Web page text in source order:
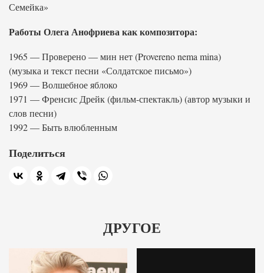
Семейка»
Работы Олега Анофриева как композитора:
1965 — Проверено — мин нет (Provereno nema mina)
(музыка и текст песни «Солдатское письмо»)
1969 — Волшебное яблоко
1971 — Френсис Дрейк (фильм-спектакль) (автор музыки и
слов песни)
1992 — Быть влюбленным
Поделиться
ДРУГОЕ